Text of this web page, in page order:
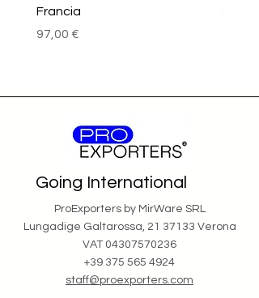
Francia
Prezzo
97,00 €
Going International
ProExporters by MirWare SRL
Lungadige Galtarossa, 21 37133 Verona
VAT 04307570236
+39 375 565 4924
staff@proexporters.com